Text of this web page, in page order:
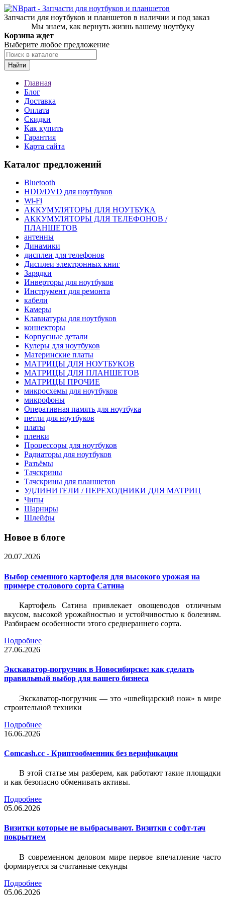
Запчасти для ноутбуков и планшетов в наличии и под заказ
Мы знаем, как вернуть жизнь вашему ноутбуку
Корзина ждет
Выберите любое предложение
Найти
Главная
Блог
Доставка
Оплата
Скидки
Как купить
Гарантия
Карта сайта
Каталог предложений
Bluetooth
HDD/DVD для ноутбуков
Wi-Fi
АККУМУЛЯТОРЫ ДЛЯ НОУТБУКА
АККУМУЛЯТОРЫ ДЛЯ ТЕЛЕФОНОВ /
ПЛАНШЕТОВ
антенны
Динамики
дисплеи для телефонов
Дисплеи электронных книг
Зарядки
Инверторы для ноутбуков
Инструмент для ремонта
кабели
Камеры
Клавиатуры для ноутбуков
коннекторы
Корпусные детали
Кулеры для ноутбуков
Материнские платы
МАТРИЦЫ ДЛЯ НОУТБУКОВ
МАТРИЦЫ ДЛЯ ПЛАНШЕТОВ
МАТРИЦЫ ПРОЧИЕ
микросхемы для ноутбуков
микрофоны
Оперативная память для ноутбука
петли для ноутбуков
платы
пленки
Процессоры для ноутбуков
Радиаторы для ноутбуков
Разъёмы
Тачскрины
Тачскрины для планшетов
УДЛИНИТЕЛИ / ПЕРЕХОДНИКИ ДЛЯ МАТРИЦ
Чипы
Шарниры
Шлейфы
Новое в блоге
20.07.2026
Выбор семенного картофеля для высокого урожая на
примере столового сорта Сатина
Картофель Сатина привлекает овощеводов отличным
вкусом, высокой урожайностью и устойчивостью к болезням.
Разбираем особенности этого среднераннего сорта.
Подробнее
27.06.2026
Экскаватор-погрузчик в Новосибирске: как сделать
правильный выбор для вашего бизнеса
Экскаватор-погрузчик — это «швейцарский нож» в мире
строительной техники
Подробнее
16.06.2026
Comcash.cc - Криптообменник без верификации
В этой статье мы разберем, как работают такие площадки
и как безопасно обменивать активы.
Подробнее
05.06.2026
Визитки которые не выбрасывают. Визитки с софт-тач
покрытием
В современном деловом мире первое впечатление часто
формируется за считанные секунды
Подробнее
05.06.2026